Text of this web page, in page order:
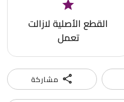
القطع الأصلية لازالت
تعمل
مشاركة